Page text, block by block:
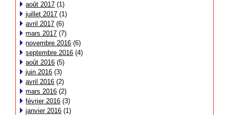
août 2017 (1)
juillet 2017 (1)
avril 2017 (6)
mars 2017 (7)
novembre 2016 (6)
septembre 2016 (4)
août 2016 (5)
juin 2016 (3)
avril 2016 (2)
mars 2016 (2)
février 2016 (3)
janvier 2016 (1)